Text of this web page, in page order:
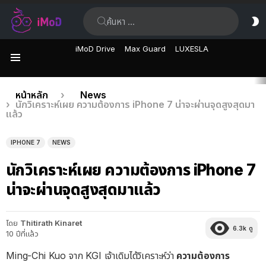
iMoD Drive Max Guard LUXESLA
เรื่อง
ล่าสุด
คุณอยู่ที่นี่:
หน้าหลัก
News
นักวิเคราะห์เผย ความต้องการ iPhone 7 น่าจะผ่านจุดสูงสุดมา
แล้ว
IPHONE 7 NEWS
นักวิเคราะห์เผย ความต้องการ iPhone 7
น่าจะผ่านจุดสูงสุดมาแล้ว
โดย Thitirath Kinaret
10 ปีที่แล้ว
6.3k ดู
Ming-Chi Kuo จาก KGI เจ้าเดิมได้วิเคราะห์ว่าความต้องการ